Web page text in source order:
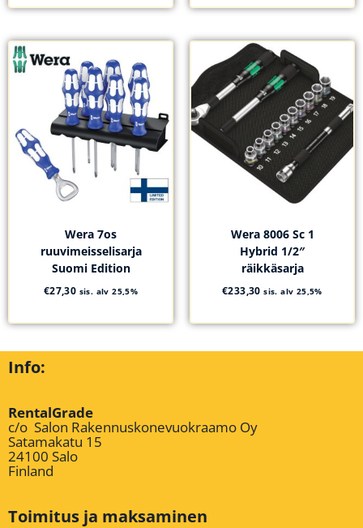
Wera 7os
ruuvimeisselisarja
Suomi Edition
€27,30 sis. alv 25,5%
Wera 8006 Sc 1
Hybrid 1/2″
räikkäsarja
€233,30 sis. alv 25,5%
Info:
RentalGrade
c/o Salon Rakennuskonevuokraamo Oy
Satamakatu 15
24100 Salo
Finland
Toimitus ja maksaminen